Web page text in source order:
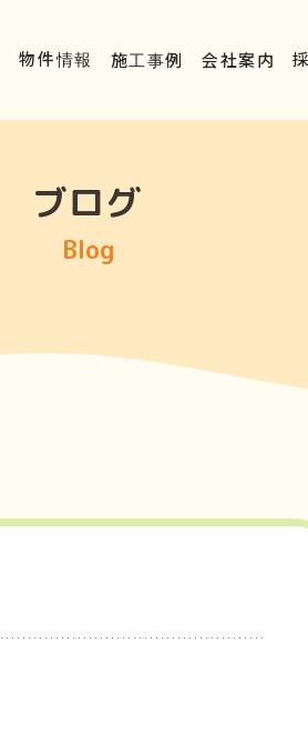
物件情報 施工事例 会社案内
ブログ
Blog